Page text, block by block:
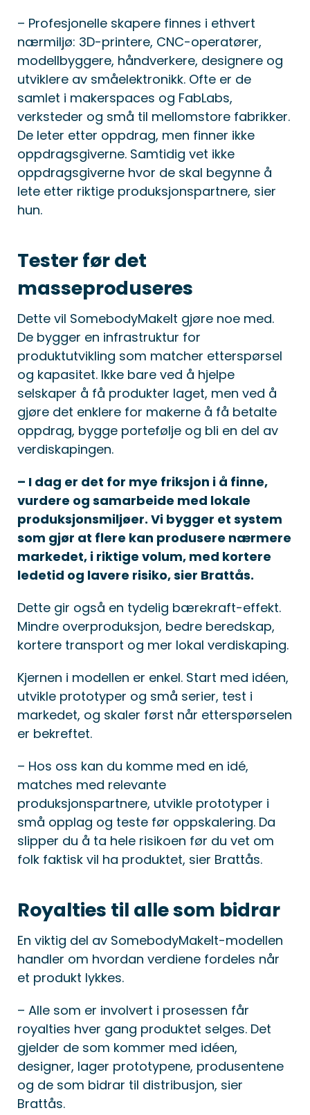
– Profesjonelle skapere finnes i ethvert
nærmiljø: 3D-printere, CNC-operatører,
modellbyggere, håndverkere, designere og
utviklere av småelektronikk. Ofte er de
samlet i makerspaces og FabLabs,
verksteder og små til mellomstore fabrikker.
De leter etter oppdrag, men finner ikke
oppdragsgiverne. Samtidig vet ikke
oppdragsgiverne hvor de skal begynne å
lete etter riktige produksjonspartnere, sier
hun.
Tester før det
masseproduseres
Dette vil SomebodyMakeIt gjøre noe med.
De bygger en infrastruktur for
produktutvikling som matcher etterspørsel
og kapasitet. Ikke bare ved å hjelpe
selskaper å få produkter laget, men ved å
gjøre det enklere for makerne å få betalte
oppdrag, bygge portefølje og bli en del av
verdiskapingen.
– I dag er det for mye friksjon i å finne,
vurdere og samarbeide med lokale
produksjonsmiljøer. Vi bygger et system
som gjør at flere kan produsere nærmere
markedet, i riktige volum, med kortere
ledetid og lavere risiko, sier Brattås.
Dette gir også en tydelig bærekraft-effekt.
Mindre overproduksjon, bedre beredskap,
kortere transport og mer lokal verdiskaping.
Kjernen i modellen er enkel. Start med idéen,
utvikle prototyper og små serier, test i
markedet, og skaler først når etterspørselen
er bekreftet.
– Hos oss kan du komme med en idé,
matches med relevante
produksjonspartnere, utvikle prototyper i
små opplag og teste før oppskalering. Da
slipper du å ta hele risikoen før du vet om
folk faktisk vil ha produktet, sier Brattås.
Royalties til alle som bidrar
En viktig del av SomebodyMakeIt-modellen
handler om hvordan verdiene fordeles når
et produkt lykkes.
– Alle som er involvert i prosessen får
royalties hver gang produktet selges. Det
gjelder de som kommer med idéen,
designer, lager prototypene, produsentene
og de som bidrar til distribusjon, sier
Brattås.